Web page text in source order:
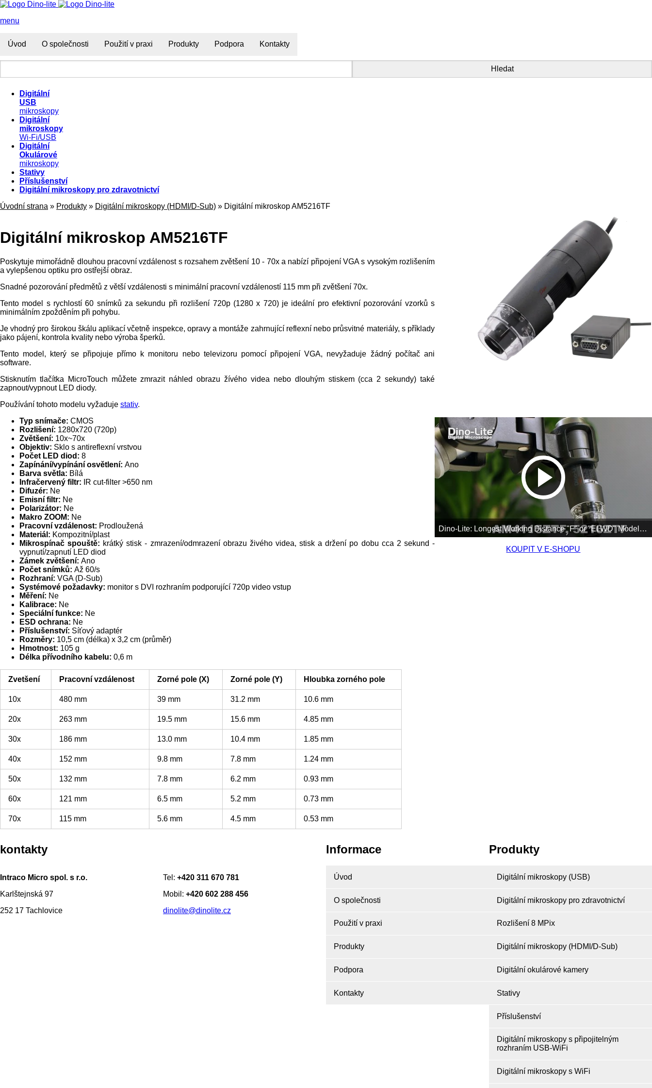
menu
Úvod O společnosti Použití v praxi Produkty Podpora Kontakty
Digitální
USB
mikroskopy
Digitální
mikroskopy
Wi-Fi/USB
Digitální
Okulárové
mikroskopy
Stativy
Příslušenství
Digitální mikroskopy pro zdravotnictví
Úvodní strana » Produkty » Digitální mikroskopy (HDMI/D-Sub) » Digitální mikroskop AM5216TF
Digitální mikroskop AM5216TF
Poskytuje mimořádně dlouhou pracovní vzdálenost s rozsahem zvětšení 10 - 70x a nabízí připojení VGA s vysokým rozlišením
a vylepšenou optiku pro ostřejší obraz.
Snadné pozorování předmětů z větší vzdálenosti s minimální pracovní vzdáleností 115 mm při zvětšení 70x.
Tento model s rychlostí 60 snímků za sekundu při rozlišení 720p (1280 x 720) je ideální pro efektivní pozorování vzorků s
minimálním zpožděním při pohybu.
Je vhodný pro širokou škálu aplikací včetně inspekce, opravy a montáže zahrnující reflexní nebo průsvitné materiály, s příklady
jako pájení, kontrola kvality nebo výroba šperků.
Tento model, který se připojuje přímo k monitoru nebo televizoru pomocí připojení VGA, nevyžaduje žádný počítač ani
software.
Stisknutím tlačítka MicroTouch můžete zmrazit náhled obrazu žívého videa nebo dlouhým stiskem (cca 2 sekundy) také
zapnout/vypnout LED diody.
Používání tohoto modelu vyžaduje stativ.
Typ snímače: CMOS
Rozlišení: 1280x720 (720p)
Zvětšení: 10x~70x
Objektiv: Sklo s antireflexní vrstvou
Počet LED diod: 8
Zapínání/vypínání osvětlení: Ano
Barva světla: Bílá
Infračervený filtr:
IR cut-filter >650 nm
Difuzér: Ne
Emisní filtr: Ne
Polarizátor: Ne
Makro ZOOM: Ne
Pracovní vzdálenost: Prodloužená
Materiál: Kompozitní/plast
Mikrospínač spouště: krátký stisk - zmrazení/odmrazení obrazu živého videa, stisk a držení po dobu cca 2 sekund -
vypnutí/zapnutí LED diod
Zámek zvětšení: Ano
Počet snímků: Až 60/s
Rozhraní: VGA (D-Sub)
Systémové požadavky: monitor s DVI rozhraním podporující 720p video vstup
Měření: Ne
Kalibrace: Ne
Speciální funkce: Ne
ESD ochrana: Ne
Příslušenství: Síťový adaptér
Rozměry: 10,5 cm (délka) x 3,2 cm (průměr)
Hmotnost: 105 g
Délka přívodního kabelu: 0,6 m
Zvetšení Pracovní vzdálenost Zorné pole (X) Zorné pole (Y) Hloubka zorného pole
10x 480 mm 39 mm 31.2 mm 10.6 mm
20x 263 mm 19.5 mm 15.6 mm 4.85 mm
30x 186 mm 13.0 mm 10.4 mm 1.85 mm
40x 152 mm 9.8 mm 7.8 mm 1.24 mm
50x 132 mm 7.8 mm 6.2 mm 0.93 mm
60x 121 mm 6.5 mm 5.2 mm 0.73 mm
70x 115 mm 5.6 mm 4.5 mm 0.53 mm
Dino-Lite: Longest Working Distance "F" or "ELWD" Models - AM4115TF / ZTF
KOUPIT V E-SHOPU
kontakty
Intraco Micro spol. s r.o.
Karlštejnská 97
252 17 Tachlovice
Tel: +420 311 670 781
Mobil: +420 602 288 456
dinolite@dinolite.cz
Informace
Úvod
O společnosti
Použití v praxi
Produkty
Podpora
Kontakty
Produkty
Digitální mikroskopy (USB)
Digitální mikroskopy pro zdravotnictví
Rozlišení 8 MPix
Digitální mikroskopy (HDMI/D-Sub)
Digitální okulárové kamery
Stativy
Příslušenství
Digitální mikroskopy s připojitelným
rozhraním USB-WiFi
Digitální mikroskopy s WiFi